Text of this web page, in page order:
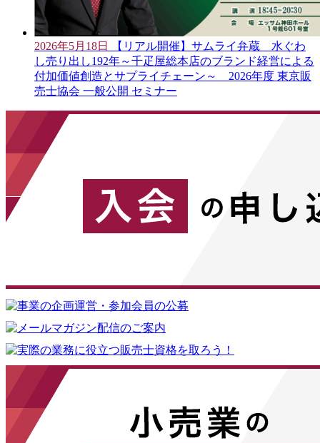
2026年5月18日
【リアル開催】サムライ弁蔵 水ぐわ
し売り出し192年～千疋屋総本店のブランド経営による
付加価値創造とサプライチェーン～ 2026年度 東京販
売士協会 一般公開 セミナー